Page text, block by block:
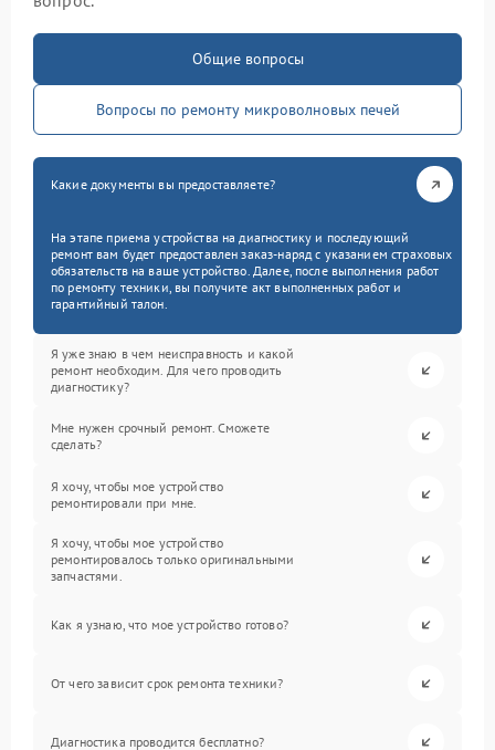
Общие вопросы
Вопросы по ремонту микроволновых печей
Какие документы вы предоставляете?
На этапе приема устройства на диагностику и последующий
ремонт вам будет предоставлен заказ-наряд с указанием страховых
обязательств на ваше устройство. Далее, после выполнения работ
по ремонту техники, вы получите акт выполненных работ и
гарантийный талон.
Я уже знаю в чем неисправность и какой
ремонт необходим. Для чего проводить
диагностику?
Мне нужен срочный ремонт. Сможете
сделать?
Я хочу, чтобы мое устройство
ремонтировали при мне.
Я хочу, чтобы мое устройство
ремонтировалось только оригинальными
запчастями.
Как я узнаю, что мое устройство готово?
От чего зависит срок ремонта техники?
Диагностика проводится бесплатно?